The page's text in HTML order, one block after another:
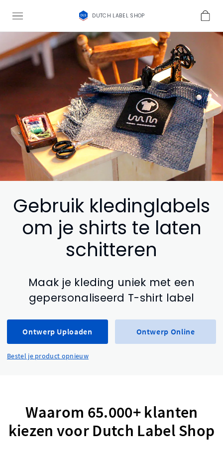
DUTCH LABEL SHOP
Gebruik kledinglabels
om je shirts te laten
schitteren
Maak je kleding uniek met een
gepersonaliseerd T-shirt label
Ontwerp Uploaden Ontwerp Online
Bestel je product opnieuw
Waarom 65.000+ klanten
kiezen voor Dutch Label Shop